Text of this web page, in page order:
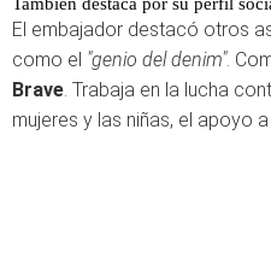
El embajador destacó otros
como el "genio del denim".
Brave. Trabaja en la lucha
mujeres y las niñas, el apoyo